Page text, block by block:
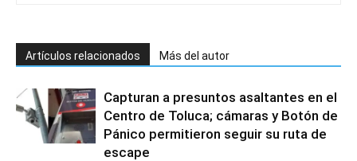
Artículos relacionados Más del autor
Capturan a presuntos asaltantes en el
Centro de Toluca; cámaras y Botón de
Pánico permitieron seguir su ruta de
escape